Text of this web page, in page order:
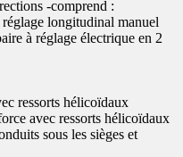
-comprend :
longitudinal manuel
à réglage électrique en 2
ressorts hélicoïdaux
avec ressorts hélicoïdaux
sous les sièges et